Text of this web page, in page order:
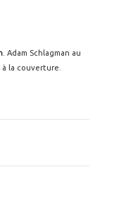
. Adam Schlagman au
la couverture.